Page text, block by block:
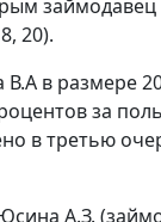
20).
в размере
за
в третью
А.З.